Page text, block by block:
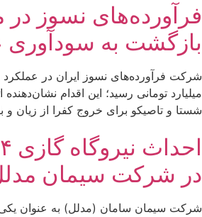
فرآورده‌های نسوز در
بازگشت به سودآوری
میلیارد تومانی رسید؛ این اقدام نشان‌دهنده
شستا و تاصیکو برای خروج کفرا از زیان
در شرکت سیمان
شرکت سیمان سامان (مدلل) به عنوان یکی